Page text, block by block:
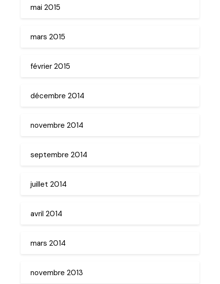
mai 2015
mars 2015
février 2015
décembre 2014
novembre 2014
septembre 2014
juillet 2014
avril 2014
mars 2014
novembre 2013